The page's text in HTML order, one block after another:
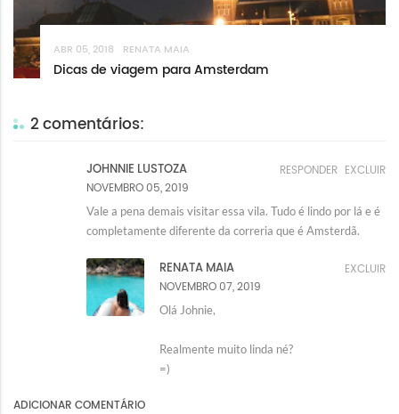
ABR 05, 2018 RENATA MAIA
Dicas de viagem para Amsterdam
2 comentários:
JOHNNIE LUSTOZA
NOVEMBRO 05, 2019
Vale a pena demais visitar essa vila. Tudo é lindo por lá e é
completamente diferente da correria que é Amsterdã.
RESPONDER EXCLUIR
RENATA MAIA
NOVEMBRO 07, 2019
Olá Johnie,
Realmente muito linda né?
=)
EXCLUIR
ADICIONAR COMENTÁRIO